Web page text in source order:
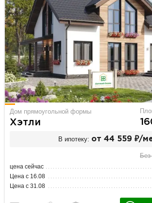
Дом прямоугольной формы
Хэтли
В ипотеку: от 44 559 ₽/
Без
цена сейчас
Цена с 16.08
Цена с 31.08